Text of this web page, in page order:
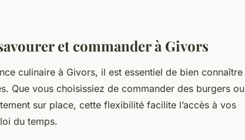
et commander à Givors
culinaire à Givors, il est essentiel de bien connaître
Que vous choisissiez de commander des burgers ou
sur place, cette flexibilité facilite l’accès à vos
du temps.